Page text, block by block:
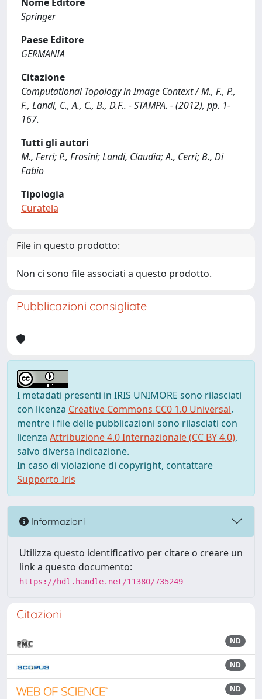
Springer
Paese Editore
GERMANIA
Citazione
Computational Topology in Image Context / M., F., P.,
F., Landi, C., A., C., B., D.F.. - STAMPA. - (2012), pp. 1-
167.
Tutti gli autori
M., Ferri; P., Frosini; Landi, Claudia; A., Cerri; B., Di
Fabio
Tipologia
Curatela
File in questo prodotto:
Non ci sono file associati a questo prodotto.
Pubblicazioni consigliate
I metadati presenti in IRIS UNIMORE sono rilasciati
con licenza Creative Commons CC0 1.0 Universal,
mentre i file delle pubblicazioni sono rilasciati con
licenza Attribuzione 4.0 Internazionale (CC BY 4.0),
salvo diversa indicazione.
In caso di violazione di copyright, contattare
Supporto Iris
Informazioni
Utilizza questo identificativo per citare o creare un
link a questo documento:
https://hdl.handle.net/11380/735249
Citazioni
ND
ND
ND